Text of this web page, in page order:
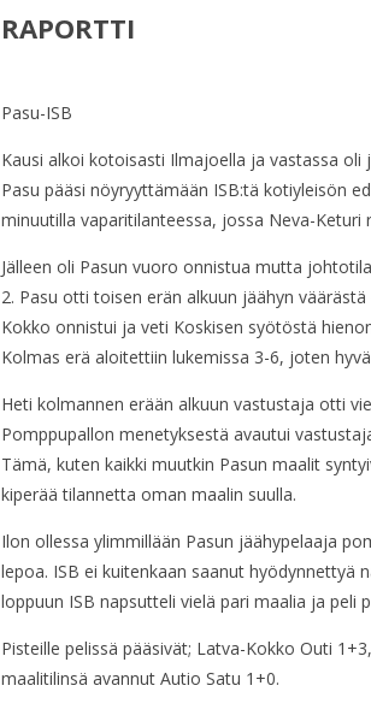
RAPORTTI
Pasu-ISB
Kausi alkoi kotoisasti Ilmajoella ja vastassa
Pasu pääsi nöyryyttämään ISB:tä kotiyleisön
minuutilla vaparitilanteessa, jossa Neva-
Jälleen oli Pasun vuoro onnistua mutta
2. Pasu otti toisen erän alkuun jäähyn
Kokko onnistui ja veti Koskisen syötöstä
Kolmas erä aloitettiin lukemissa 3-6, joten
Heti kolmannen erään alkuun vastustaja otti
Pomppupallon menetyksestä avautui
Tämä, kuten kaikki muutkin Pasun maalit
kiperää tilannetta oman maalin suulla.
Ilon ollessa ylimmillään Pasun jäähypelaaja
lepoa. ISB ei kuitenkaan saanut hyödynnettyä
loppuun ISB napsutteli vielä pari maalia ja peli
Pisteille pelissä pääsivät; Latva-Kokko Outi
maalitilinsä avannut Autio Satu 1+0.